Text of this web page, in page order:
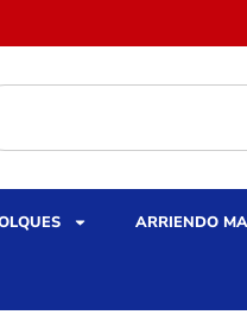
ARRIENDO